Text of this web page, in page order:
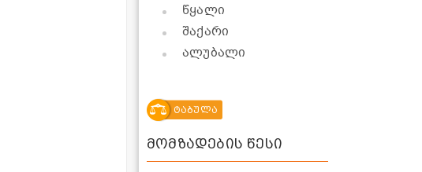
წყალი
შაქარი
ალუბალი
ტაბულა
მომზადების წესი